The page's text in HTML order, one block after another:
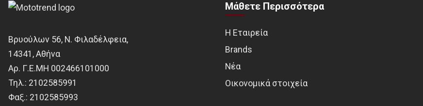
Βρυούλων 56, Ν. Φιλαδέλφεια,
14341, Αθήνα
Αρ. Γ.Ε.ΜΗ 002466101000
Τηλ.: 2102585991
Φαξ.: 2102585993
Μάθετε Περισσότερα
Η Εταιρεία
Brands
Νέα
Οικονομικά στοιχεία